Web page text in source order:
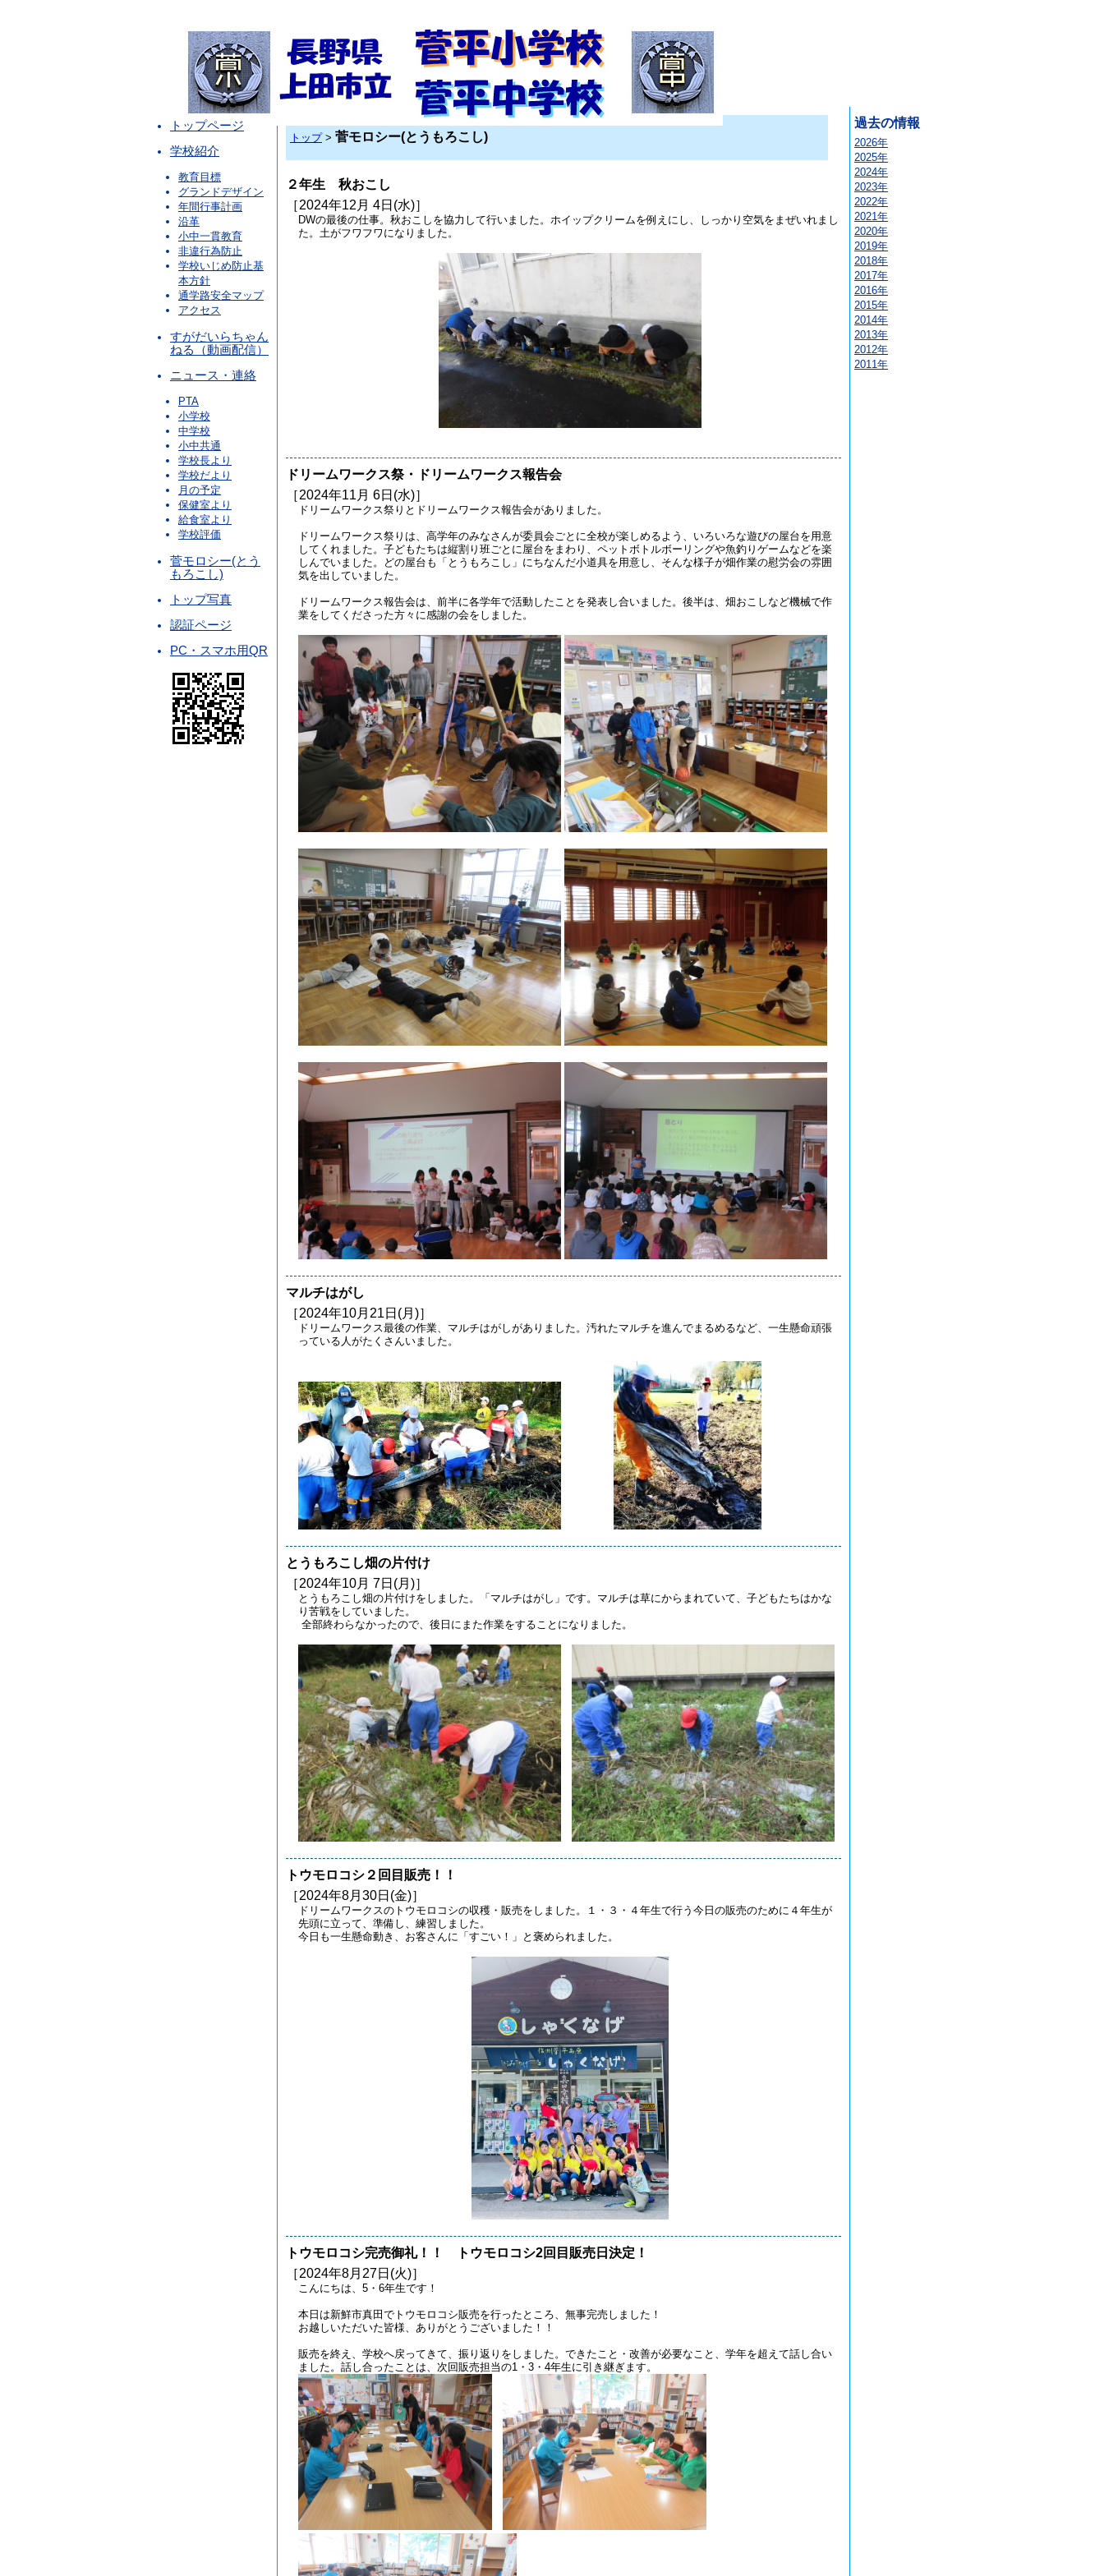
トップページ
学校紹介
教育目標
グランドデザイン
年間行事計画
沿革
小中一貫教育
非違行為防止
学校いじめ防止基
本方針
通学路安全マップ
アクセス
すがだいらちゃん
ねる（動画配信）
ニュース・連絡
PTA
小学校
中学校
小中共通
学校長より
学校だより
月の予定
保健室より
給食室より
学校評価
菅モロシー(とう
もろこし)
トップ写真
認証ページ
PC・スマホ用QR
トップ> 菅モロシー(とうもろこし)
２年生 秋おこし
［2024年12月 4日(水)］
DWの最後の仕事。秋おこしを協力して行いました。ホイップクリームを例えにし、しっかり空気をまぜいれまし
た。土がフワフワになりました。
ドリームワークス祭・ドリームワークス報告会
［2024年11月 6日(水)］
ドリームワークス祭りとドリームワークス報告会がありました。
ドリームワークス祭りは、高学年のみなさんが委員会ごとに全校が楽しめるよう、いろいろな遊びの屋台を用意
してくれました。子どもたちは縦割り班ごとに屋台をまわり、ペットボトルボーリングや魚釣りゲームなどを楽
しんでいました。どの屋台も「とうもろこし」にちなんだ小道具を用意し、そんな様子が畑作業の慰労会の雰囲
気を出していました。
ドリームワークス報告会は、前半に各学年で活動したことを発表し合いました。後半は、畑おこしなど機械で作
業をしてくださった方々に感謝の会をしました。
マルチはがし
［2024年10月21日(月)］
ドリームワークス最後の作業、マルチはがしがありました。汚れたマルチを進んでまるめるなど、一生懸命頑張
っている人がたくさんいました。
とうもろこし畑の片付け
［2024年10月 7日(月)］
とうもろこし畑の片付けをしました。「マルチはがし」です。マルチは草にからまれていて、子どもたちはかな
り苦戦をしていました。
全部終わらなかったので、後日にまた作業をすることになりました。
トウモロコシ２回目販売！！
［2024年8月30日(金)］
ドリームワークスのトウモロコシの収穫・販売をしました。１・３・４年生で行う今日の販売のために４年生が
先頭に立って、準備し、練習しました。
今日も一生懸命動き、お客さんに「すごい！」と褒められました。
トウモロコシ完売御礼！！ トウモロコシ2回目販売日決定！
［2024年8月27日(火)］
こんにちは、5・6年生です！
本日は新鮮市真田でトウモロコシ販売を行ったところ、無事完売しました！
お越しいただいた皆様、ありがとうございました！！
販売を終え、学校へ戻ってきて、振り返りをしました。できたこと・改善が必要なこと、学年を超えて話し合い
ました。話し合ったことは、次回販売担当の1・3・4年生に引き継ぎます。
過去の情報
2026年
2025年
2024年
2023年
2022年
2021年
2020年
2019年
2018年
2017年
2016年
2015年
2014年
2013年
2012年
2011年